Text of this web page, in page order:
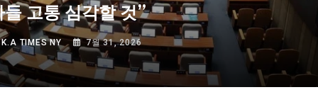
들 고통 심각할 것”
K.A TIMES NY 7월 31, 2026